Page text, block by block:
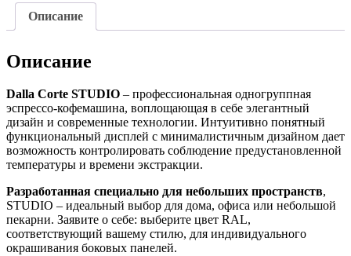
Описание
Описание
Dalla Corte STUDIO – профессиональная одногруппная
эспрессо-кофемашина, воплощающая в себе элегантный
дизайн и современные технологии. Интуитивно понятный
функциональный дисплей с минималистичным дизайном дает
возможность контролировать соблюдение предустановленной
температуры и времени экстракции.
Разработанная специально для небольших пространств,
STUDIO – идеальный выбор для дома, офиса или небольшой
пекарни. Заявите о себе: выберите цвет RAL,
соответствующий вашему стилю, для индивидуального
окрашивания боковых панелей.